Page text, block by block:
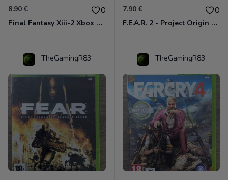
8.90 € 0
Final Fantasy Xiii-2 Xbox 360
7.90 € 0
F.E.A.R. 2 - Project Origin Xbox 360
TheGamingR83 TheGamingR83